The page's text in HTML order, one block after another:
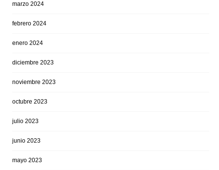
marzo 2024
febrero 2024
enero 2024
diciembre 2023
noviembre 2023
octubre 2023
julio 2023
junio 2023
mayo 2023